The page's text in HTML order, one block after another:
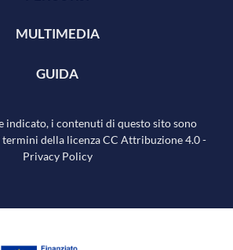
MULTIMEDIA
GUIDA
indicato, i contenuti di questo sito sono
della licenza CC Attribuzione 4.0-
Privacy Policy